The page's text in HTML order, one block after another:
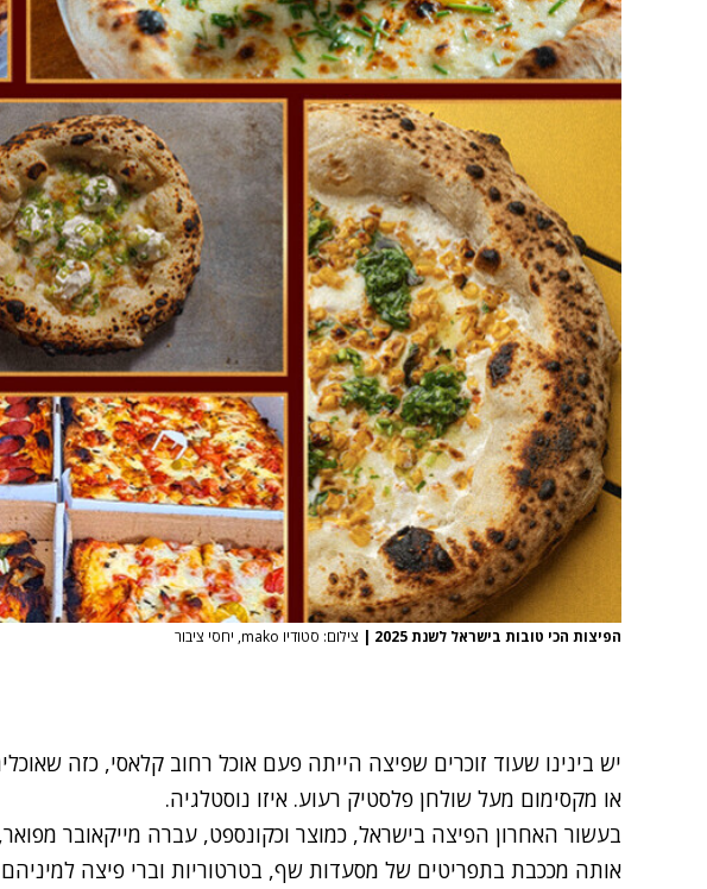
הפיצות הכי טובות בישראל לשנת 2025 | צילום: סטודיו mako, יחסי ציבור
יש בינינו שעוד זוכרים שפיצה הייתה פעם אוכל רחוב קלאסי, כזה
או מקסימום מעל שולחן פלסטיק רעוע. איזו נוסטלגיה.
בעשור האחרון הפיצה בישראל, כמוצר וכקונספט, עברה מייקאובר
אותה מככבת בתפריטים של מסעדות שף, בטרטוריות וברי פיצה